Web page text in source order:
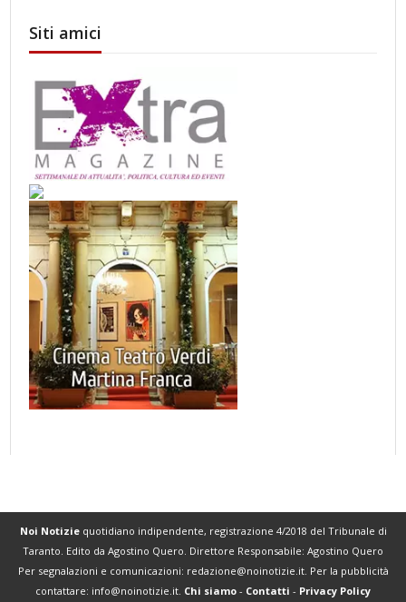
Siti amici
Noi Notiziequotidiano indipendente, registrazione 4/2018 del Tribunale di
Taranto. Edito da Agostino Quero. Direttore Responsabile: Agostino Quero
Per segnalazioni e comunicazioni: redazione@noinotizie.it. Per la pubblicità
contattare: info@noinotizie.it. Chi siamo - Contatti - Privacy Policy